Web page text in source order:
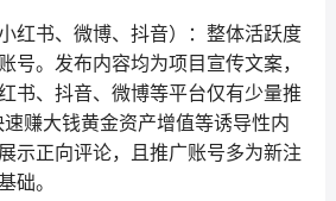
红书、微博、抖音）：整体活跃度
号。发布内容均为项目宣传文案，
书、抖音、微博等平台仅有少量推
赚大钱黄金资产增值等诱导性内
示正向评论，且推广账号多为新注
础。